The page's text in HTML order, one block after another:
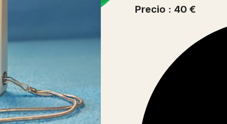
Precio : 40 €